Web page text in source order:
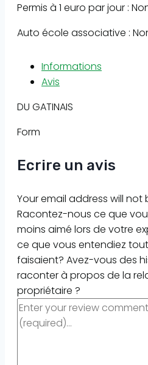
Permis à 1 euro par jour :
Auto école associative :
Informations
Avis
DU GATINAIS
Form
Ecrire un avis
Your email address will not
Racontez-nous ce que
moins aimé lors de votre
ce que vous entendiez
faisaient? Avez-vous des
raconter à propos de la
propriétaire ?